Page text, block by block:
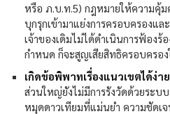
หรือ ภ.บ.ท.5) กฎหมายให้ความคุ้
บุกรุกเข้ามาแย่งการครอบครองแ
เจ้าของเดิมไม่ได้ดำเนินการฟ้อง
กำหนด ก็จะสูญเสียสิทธิครอบครอ
เกิดข้อพิพาทเรื่องแนวเขตได้ง่า
ส่วนใหญ่ยังไม่มีการรังวัดด้วยระบ
หมุดดาวเทียมที่แม่นยำ ความชัดเ